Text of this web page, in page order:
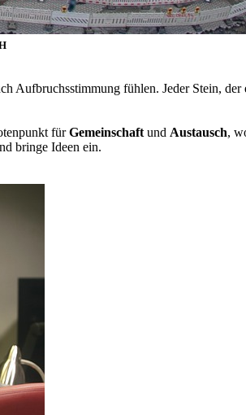
fühlen. Jeder Stein,
fürGemeinschaft und Austausch,
bringe Ideen ein.